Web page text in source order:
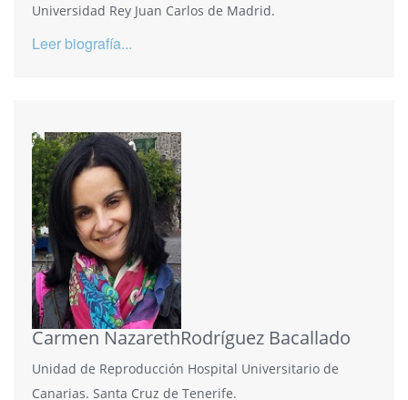
Universidad Rey Juan Carlos de Madrid.
Leer biografía...
Carmen NazarethRodríguez Bacallado
Unidad de Reproducción Hospital Universitario de
Canarias. Santa Cruz de Tenerife.